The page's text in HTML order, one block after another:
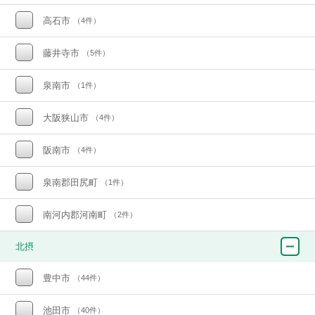
高石市 （4件）
藤井寺市 （5件）
泉南市 （1件）
大阪狭山市 （4件）
阪南市 （4件）
泉南郡田尻町 （1件）
南河内郡河南町 （2件）
北摂
豊中市 （44件）
池田市 （40件）